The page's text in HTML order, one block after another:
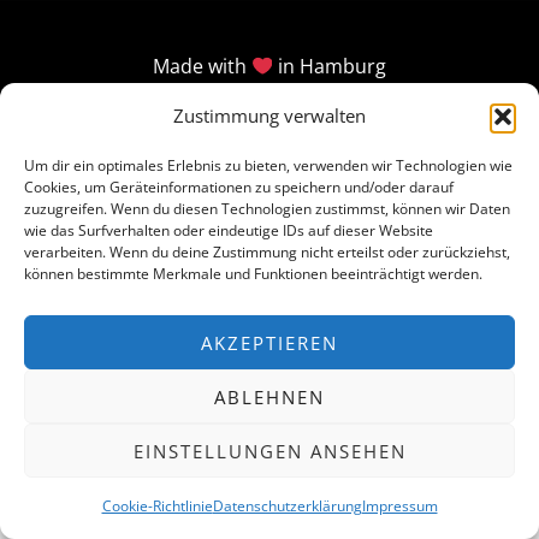
Zustimmung verwalten
Um dir ein optimales Erlebnis zu bieten, verwenden wir Technologien wie
Cookies, um Geräteinformationen zu speichern und/oder darauf
zuzugreifen. Wenn du diesen Technologien zustimmst, können wir Daten
wie das Surfverhalten oder eindeutige IDs auf dieser Website
verarbeiten. Wenn du deine Zustimmung nicht erteilst oder zurückziehst,
können bestimmte Merkmale und Funktionen beeinträchtigt werden.
AKZEPTIEREN
ABLEHNEN
EINSTELLUNGEN ANSEHEN
Cookie-RichtlinieDatenschutzerklärungImpressum
Made with in Hamburg